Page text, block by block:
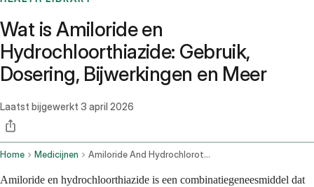
Wat is Amiloride en
Hydrochloorthiazide: Gebruik,
Dosering, Bijwerkingen en Meer
Laatst bijgewerkt 3 april 2026
Home Medicijnen Amiloride And Hydrochlorothiazide Oral Route
Amiloride en hydrochloorthiazide is een combinatiegeneesmiddel dat